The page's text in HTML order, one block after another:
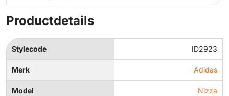
Productdetails
Stylecode ID2923
Merk Adidas
Model Nizza